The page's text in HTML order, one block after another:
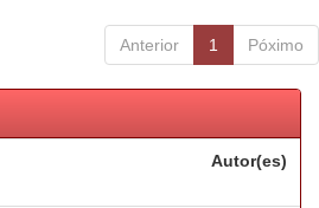
Anterior 1 Póximo
Autor(es)